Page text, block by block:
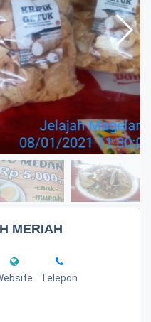
MERIAH
Telepon